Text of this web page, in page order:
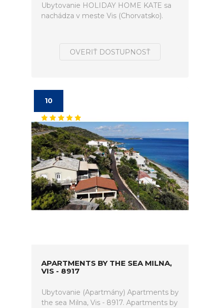
Ubytovanie HOLIDAY HOME KATE sa
nachádza v meste Vis (Chorvatsko).
OVERIŤ DOSTUPNOSŤ
10
APARTMENTS BY THE SEA MILNA,
VIS - 8917
Ubytovanie (Apartmány) Apartments by
the sea Milna, Vis - 8917. Apartments by